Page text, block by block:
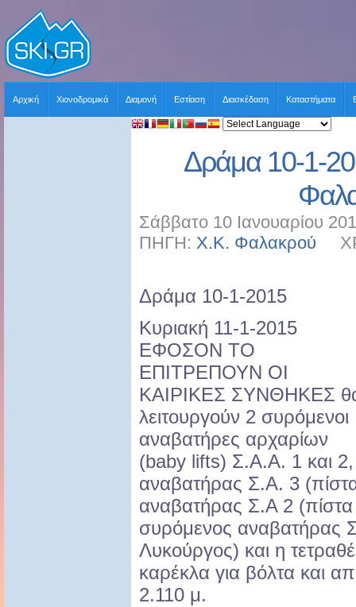
Αρχική Χιονοδρομικά Διαμονή Εστίαση Διασκέδαση Καταστήματα
Δράμα 10-1-
Σάββατο 10 Ιανουαρίου
ΠΗΓΗ: Χ.Κ. Φαλακρού
Δράμα 10-1-2015
Κυριακή 11-1-2015
ΕΦΟΣΟΝ ΤΟ
ΕΠΙΤΡΕΠΟΥΝ ΟΙ
ΚΑΙΡΙΚΕΣ ΣΥΝΘΗΚΕΣ
λειτουργούν 2 συρόμενοι
αναβατήρες αρχαρίων
(baby lifts) Σ.Α.Α. 1 και
αναβατήρας Σ.Α. 3
αναβατήρας Σ.Α 2
συρόμενος αναβατήρας
Λυκούργος) και η
καρέκλα για βόλτα και
2.110 μ.